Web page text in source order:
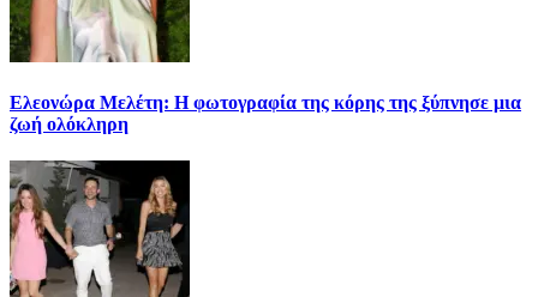
Ελεονώρα Μελέτη: Η φωτογραφία της κόρης της ξύπνησε μια
ζωή ολόκληρη